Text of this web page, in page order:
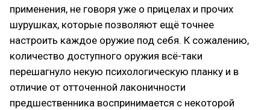
применения, не говоря уже о прицелах и прочих
шурушках, которые позволяют ещё точнее
настроить каждое оружие под себя. К сожалению,
количество доступного оружия всё-таки
перешагнуло некую психологическую планку и в
отличие от отточенной лаконичности
предшественника воспринимается с некоторой